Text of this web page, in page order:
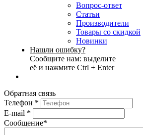
Вопрос-ответ
Статьи
Производители
Товары со скидкой
Новинки
Нашли ошибку?
Сообщите нам: выделите
её и нажмите Ctrl + Enter
Обратная связь
Телефон *
E-mail *
Сообщение*